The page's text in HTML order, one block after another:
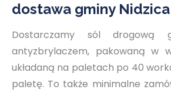
dostawa gminy Nidzica
Dostarczamy sól drogową
antyzbrylaczem, pakowaną w
układaną na paletach po 40
paletę. To także minimalne